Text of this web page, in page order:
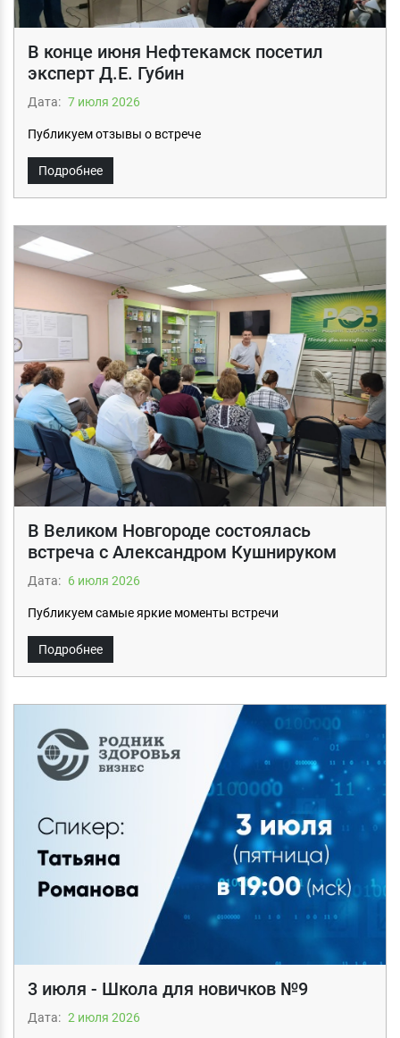
В конце июня Нефтекамск посетил
эксперт Д.Е. Губин
Дата: 7 июля 2026
Публикуем отзывы о встрече
Подробнее
В Великом Новгороде состоялась
встреча с Александром Кушнируком
Дата: 6 июля 2026
Публикуем самые яркие моменты встречи
Подробнее
3 июля - Школа для новичков №9
Дата: 2 июля 2026